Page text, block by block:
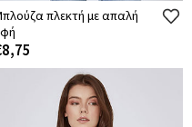
πλεκτή με απαλή